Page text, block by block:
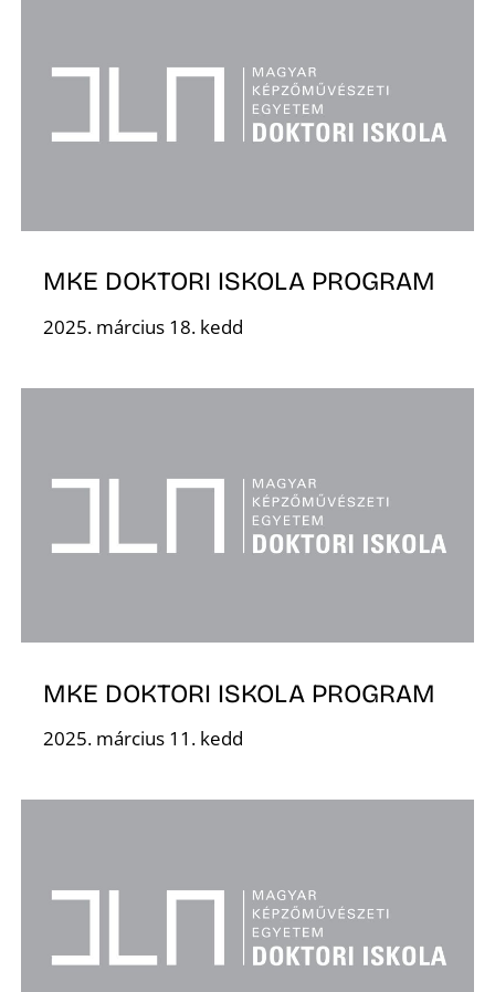
MKE DOKTORI ISKOLA PROGRAM
2025. március 18. kedd
MKE DOKTORI ISKOLA PROGRAM
2025. március 11. kedd